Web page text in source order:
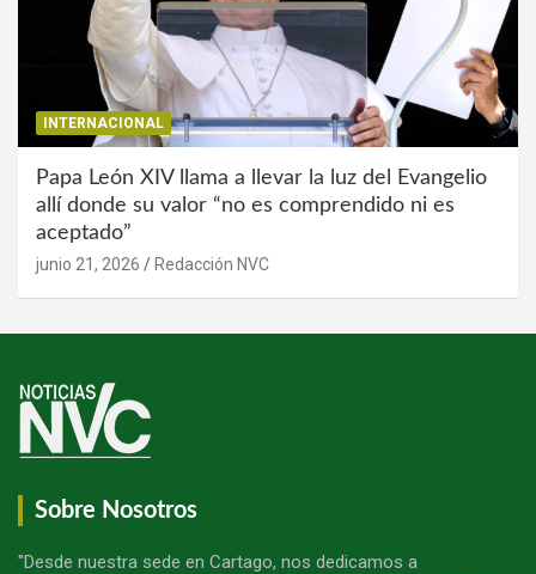
INTERNACIONAL
Papa León XIV llama a llevar la luz del Evangelio
allí donde su valor “no es comprendido ni es
aceptado”
junio 21, 2026 Redacción NVC
Sobre Nosotros
"Desde nuestra sede en Cartago, nos dedicamos a